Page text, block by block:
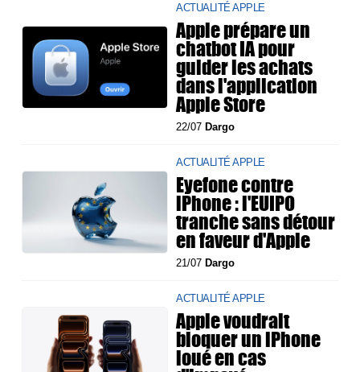
ACTUALITÉ APPLE
Apple prépare un
chatbot IA pour
guider les achats
dans l'application
Apple Store
22/07 Dargo
ACTUALITÉ APPLE
Eyefone contre
iPhone : l'EUIPO
tranche sans détour
en faveur d'Apple
21/07 Dargo
ACTUALITÉ APPLE
Apple voudrait
bloquer un iPhone
loué en cas